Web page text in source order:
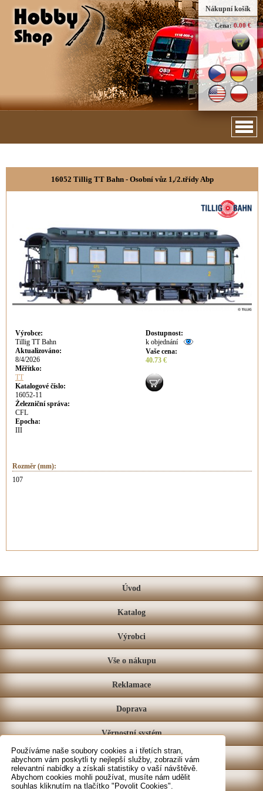
Používáme naše soubory cookies a i třetích stran,
abychom vám poskytli ty nejlepší služby, zobrazili vám
relevantní nabídky a získali statistiky o vaší návštěvě.
Abychom cookies mohli používat, musíte nám udělit
souhlas kliknutím na tlačítko "Povolit Cookies".
Nákupní košík
Cena: 0.00 €
16052 Tillig TT Bahn - Osobní vůz 1,/2.třídy Abp
Výrobce:
Tillig TT Bahn
Aktualizováno:
8/4/2026
Měřítko:
TT
Katalogové číslo:
16052-11
Železniční správa:
CFL
Epocha:
III
Dostupnost:
k objednání
Vaše cena:
40.73 €
Rozměr (mm):
107
Úvod
Katalog
Výrobci
Vše o nákupu
Reklamace
Doprava
Věrnostní systém
Prodejna
Kontakt